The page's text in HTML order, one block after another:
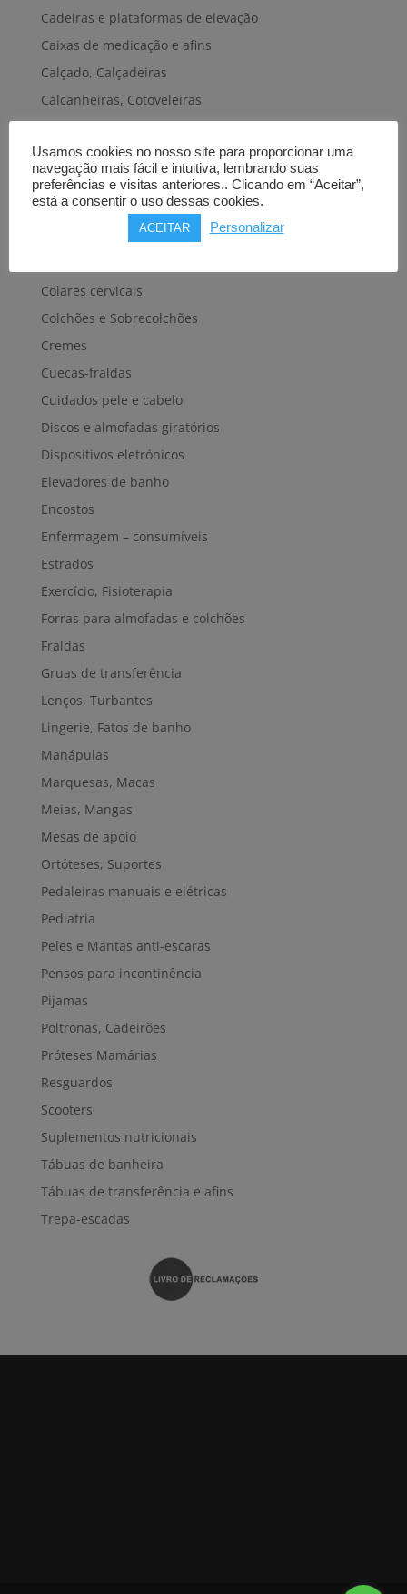
Cadeiras e plataformas de elevação
Caixas de medicação e afins
Calçado, Calçadeiras
Calcanheiras, Cotoveleiras
Camas articuladas
Carros hospitalares
Cestas, Arneses
Cintas e Faixas
Cintos, Coletes e afins
Colares cervicais
Colchões e Sobrecolchões
Cremes
Cuecas-fraldas
Cuidados pele e cabelo
Discos e almofadas giratórios
Dispositivos eletrónicos
Elevadores de banho
Encostos
Enfermagem – consumíveis
Estrados
Exercício, Fisioterapia
Forras para almofadas e colchões
Fraldas
Gruas de transferência
Lenços, Turbantes
Lingerie, Fatos de banho
Manápulas
Marquesas, Macas
Meias, Mangas
Mesas de apoio
Ortóteses, Suportes
Pedaleiras manuais e elétricas
Pediatria
Peles e Mantas anti-escaras
Pensos para incontinência
Pijamas
Poltronas, Cadeirões
Próteses Mamárias
Resguardos
Scooters
Suplementos nutricionais
Tábuas de banheira
Tábuas de transferência e afins
Trepa-escadas
Usamos cookies no nosso site para proporcionar uma
navegação mais fácil e intuitiva, lembrando suas
preferências e visitas anteriores.. Clicando em “Aceitar”,
está a consentir o uso dessas cookies.
ACEITAR Personalizar